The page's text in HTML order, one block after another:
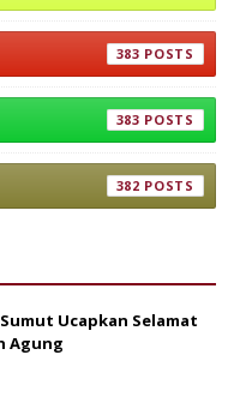
383
383
382
Ucapkan Selamat
Agung